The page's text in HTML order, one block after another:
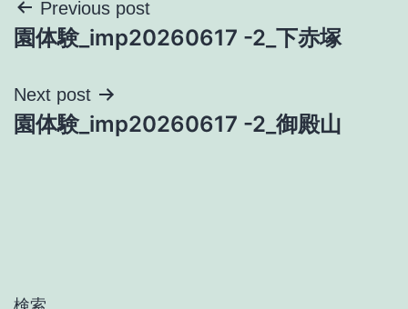
投
稿
ナ
ビ
Previous post
園体験_imp20260617 -2_下赤塚
Next post
園体験_imp20260617 -2_御殿山